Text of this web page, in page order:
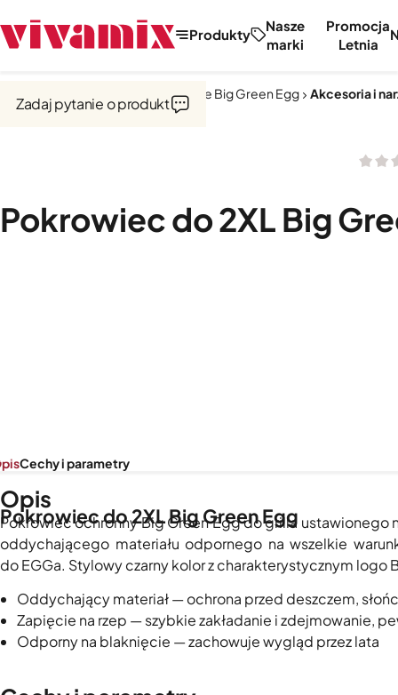
Produkty
Nasze
marki
Promocja
Letnia
Kuchnie zewnętrzne Big Green Egg Akcesoria i
Pokrowiec do 2XL Big
Zadaj pytanie o produkt
Pokrowiec do 2XL Big Green Egg
Cechy i parametry
Opis
Pokrowiec ochronny Big Green Egg do grilla ustawionego
oddychającego materiału odpornego na wszelkie
do EGGa. Stylowy czarny kolor z charakterystycznym logo
Oddychający materiał — ochrona przed deszczem,
Zapięcie na rzep — szybkie zakładanie i zdejmowanie,
Odporny na blaknięcie — zachowuje wygląd przez lata